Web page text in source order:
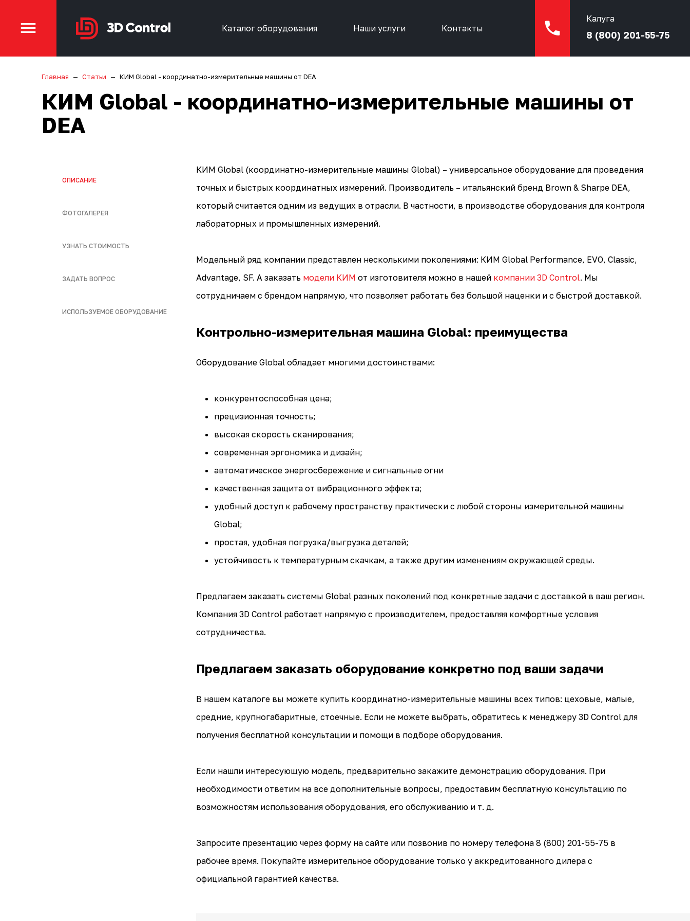
Каталог оборудования Наши услуги Контакты
Калуга
8 (800) 201-55-75
Главная Статьи КИМ Global - координатно-измерительные машины от DEA
КИМ Global - координатно-измерительные машины от
DEA
ОПИСАНИЕ
ФОТОГАЛЕРЕЯ
УЗНАТЬ СТОИМОСТЬ
ЗАДАТЬ ВОПРОС
ИСПОЛЬЗУЕМОЕ ОБОРУДОВАНИЕ
КИМ Global(координатно-измерительные машины Global) – универсальное оборудование для проведения
точных и быстрых координатных измерений. Производитель – итальянский бренд Brown & Sharpe DEA,
который считается одним из ведущих в отрасли. В частности, в производстве оборудования для контроля
лабораторных и промышленных измерений.
Модельный ряд компании представлен несколькими поколениями: КИМ Global Performance, EVO, Classic,
Advantage, SF. А заказать модели КИМ от изготовителя можно в нашей компании 3D Control. Мы
сотрудничаем с брендом напрямую, что позволяет работать без большой наценки и с быстрой доставкой.
Контрольно-измерительная машина Global: преимущества
Оборудование Global обладает многими достоинствами:
конкурентоспособная цена;
прецизионная точность;
высокая скорость сканирования;
современная эргономика и дизайн;
автоматическое энергосбережение и сигнальные огни
качественная защита от вибрационного эффекта;
удобный доступ к рабочему пространству практически с любой стороны измерительной машины
Global;
простая, удобная погрузка/выгрузка деталей;
устойчивость к температурным скачкам, а также другим изменениям окружающей среды.
Предлагаем заказать системы Global разных поколений под конкретные задачи с доставкой в ваш регион.
Компания 3D Control работает напрямую с производителем, предоставляя комфортные условия
сотрудничества.
Предлагаем заказать оборудование конкретно под ваши задачи
В нашем каталоге вы можете купить координатно-измерительные машины всех типов: цеховые, малые,
средние, крупногабаритные, стоечные. Если не можете выбрать, обратитесь к менеджеру 3D Control для
получения бесплатной консультации и помощи в подборе оборудования.
Если нашли интересующую модель, предварительно закажите демонстрацию оборудования. При
необходимости ответим на все дополнительные вопросы, предоставим бесплатную консультацию по
возможностям использования оборудования, его обслуживанию и т. д.
Запросите презентацию через форму на сайте или позвонив по номеру телефона 8 (800) 201-55-75 в
рабочее время. Покупайте измерительное оборудование только у аккредитованного дилера с
официальной гарантией качества.